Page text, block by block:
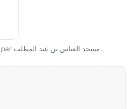
Horaires officiels affichés par مسجد العباس بن عبد المطلب.